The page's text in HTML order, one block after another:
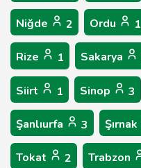
Niğde 2 Ordu 1
Rize 1 Sakarya
Siirt 1 Sinop 3
Şanlıurfa 3 Şırnak
Tokat 2 Trabzon